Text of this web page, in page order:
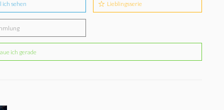
sehen Lieblingsserie
ich gerade